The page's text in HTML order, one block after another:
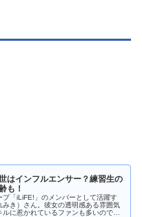
はインフルエンサー？練習生の
も！
プ「iLiFE!」のメンバーとして活躍す
みき）さん。彼女の透明感ある雰囲気
ルに惹かれているファンも多いのでは